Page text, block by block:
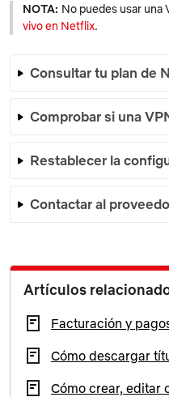
NOTA: No puedes usar una
vivo en Netflix.
Consultar tu plan de
Comprobar si una
Restablecer la
Contactar al
Artículos
Facturación y
Cómo descargar
Cómo crear, editar